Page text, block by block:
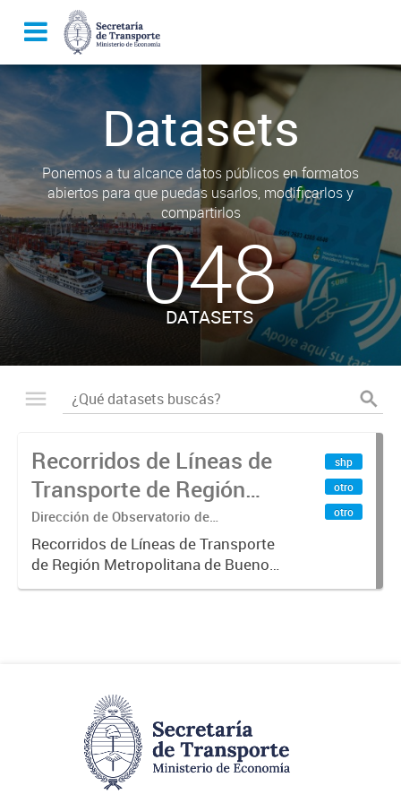
Datasets
Ponemos a tu alcance datos públicos en formatos
abiertos para que puedas usarlos, modificarlos y
compartirlos
048
DATASETS
Recorridos de Líneas de
Transporte de Región
Metropolitana de
Buenos Aires (RMBA)
Dirección de Observatorio de
Transporte, Estudio y Sistemas
Recorridos de Líneas de Transporte
de Región Metropolitana de Buenos
Aires (RMBA).-
shp
otro
otro